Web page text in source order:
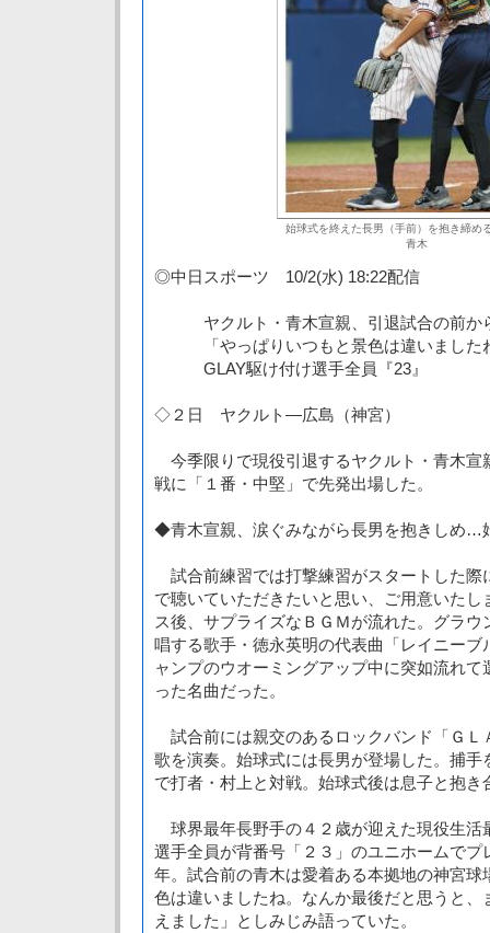
始球式を終えた長男（手前）を抱き締め
青木
◎中日スポーツ 10/2(水) 18:22配信
ヤクルト・青木宣親、引退試合の前か
「やっぱりいつもと景色は違いました
GLAY駆け付け選手全員『23』
◇２日 ヤクルト―広島（神宮）
今季限りで現役引退するヤクルト・青木宣
戦に「１番・中堅」で先発出場した。
◆青木宣親、涙ぐみながら長男を抱きしめ…
試合前練習では打撃練習がスタートした際
で聴いていただきたいと思い、ご用意いた
ス後、サプライズなＢＧＭが流れた。グラ
唱する歌手・徳永英明の代表曲「レイニーブ
ャンプのウオーミングアップ中に突如流れ
った名曲だった。
試合前には親交のあるロックバンド「ＧＬ
歌を演奏。始球式には長男が登場した。捕手
で打者・村上と対戦。始球式後は息子と抱
球界最年長野手の４２歳が迎えた現役生活
選手全員が背番号「２３」のユニホームでプ
年。試合前の青木は愛着ある本拠地の神宮球
色は違いましたね。なんか最後だと思うと、
えました」としみじみ語っていた。